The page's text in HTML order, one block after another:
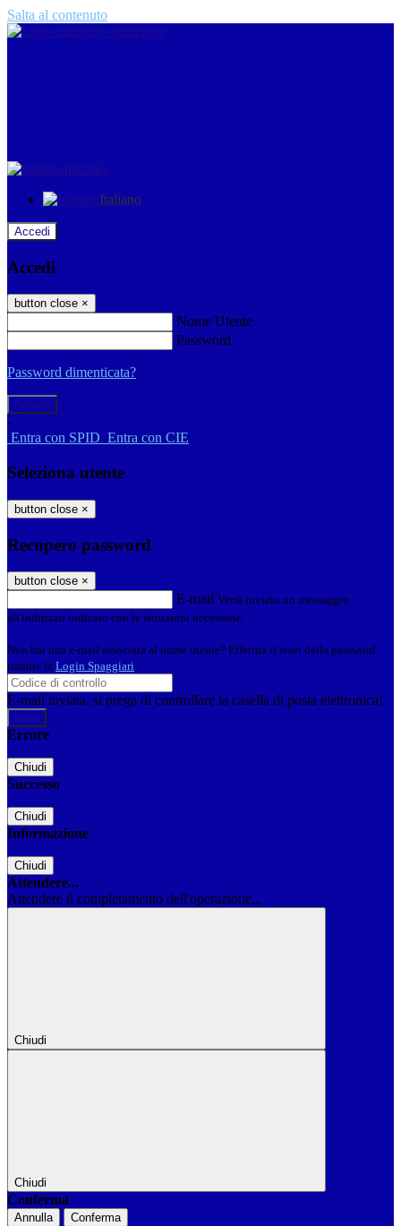
Salta al contenuto
Italiano
Italiano
Accedi
Accedi
button close ×
Nome Utente
Password
Password dimenticata?
-
Entra con SPID Entra con CIE
Seleziona utente
button close ×
Recupero password
button close ×
E-mail Verrà inviato un messaggio
all'indirizzo indicato con le istruzioni necessarie.
Non hai una e-mail associata al nome utente? Effettua il reset della password
tramite la Login Spaggiari
E-mail inviata, si prega di controllare la casella di posta elettronica!
Errore
Chiudi
Successo
Chiudi
Informazione
Chiudi
Attendere...
Attendere il completamento dell'operazione...
Chiudi
Chiudi
Conferma
Annulla Conferma